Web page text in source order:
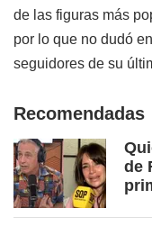
de las figuras más
por lo que no dudó
seguidores de su
Recomendadas
de